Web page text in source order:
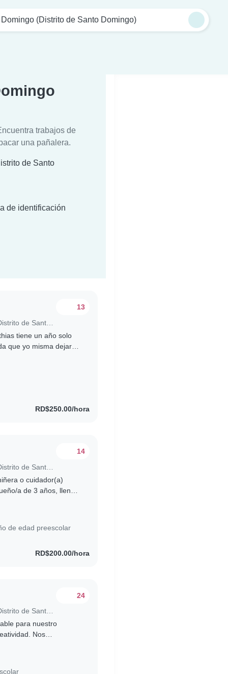
(Distrito de Santo Domingo)
trabajos de
una pañalera.
de Santo
de identificación
13
tiene un año solo
que yo misma dejaré
RD$250.00/hora
14
o cuidador(a)
a de 3 años, lleno/a
de edad preescolar
RD$200.00/hora
Trabajo para niñera en Santo Domingo (Distrito de Santo Domingo)
24
para nuestro
Nos